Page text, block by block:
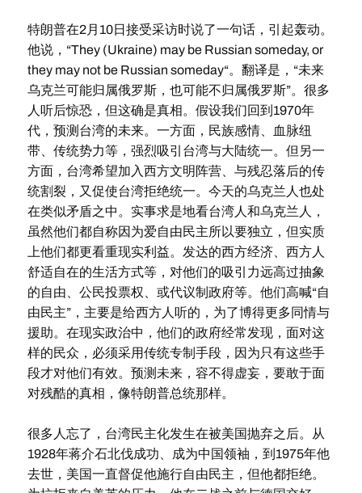
特朗普在2月10日接受采访时说了一句话，引起轰动。
他说，“They (Ukraine) may be Russian someday, or
they may not be Russian someday“。翻译是，“未来
乌克兰可能归属俄罗斯，也可能不归属俄罗斯”。很多
人听后惊恐，但这确是真相。假设我们回到1970年
代，预测台湾的未来。一方面，民族感情、血脉纽
带、传统势力等，强烈吸引台湾与大陆统一。但另一
方面，台湾希望加入西方文明阵营、与残忍落后的传
统割裂，又促使台湾拒绝统一。今天的乌克兰人也处
在类似矛盾之中。实事求是地看台湾人和乌克兰人，
虽然他们都自称因为爱自由民主所以要独立，但实质
上他们都更看重现实利益。发达的西方经济、西方人
舒适自在的生活方式等，对他们的吸引力远高过抽象
的自由、公民投票权、或代议制政府等。他们高喊“自
由民主”，主要是给西方人听的，为了博得更多同情与
援助。在现实政治中，他们的政府经常发现，面对这
样的民众，必须采用传统专制手段，因为只有这些手
段才对他们有效。预测未来，容不得虚妄，要敢于面
对残酷的真相，像特朗普总统那样。
很多人忘了，台湾民主化发生在被美国抛弃之后。从
1928年蒋介石北伐成功、成为中国领袖，到1975年他
去世，美国一直督促他施行自由民主，但他都拒绝。